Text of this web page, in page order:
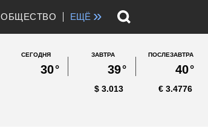
ОБЩЕСТВО ЕЩЁ »
СЕГОДНЯ
30°
ЗАВТРА
39°
ПОСЛЕЗАВТРА
40°
3.013
$ 3.4776
€